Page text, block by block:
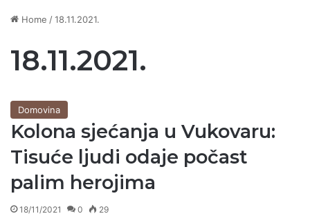
Home /18.11.2021.
18.11.2021.
Domovina
Kolona sjećanja u Vukovaru:
Tisuće ljudi odaje počast
palim herojima
18/11/2021 0 29